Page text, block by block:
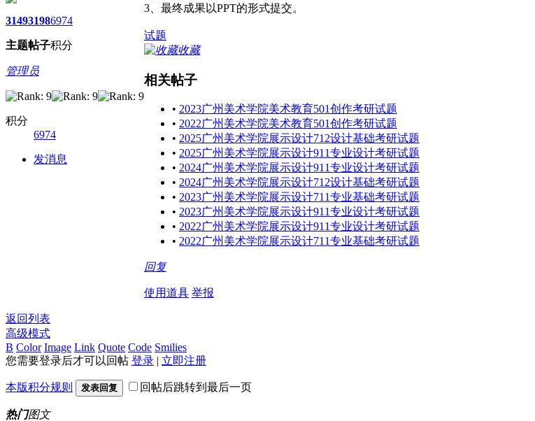
3149
主题
3198
帖子
6974
积分
管理员
积分
6974
发消息
3、最终成果以PPT的形式提交。
试题
收藏
相关帖子
• 2023广州美术学院美术教育501创作考研试题
• 2022广州美术学院美术教育501创作考研试题
• 2025广州美术学院展示设计712设计基础考研试题
• 2025广州美术学院展示设计911专业设计考研试题
• 2024广州美术学院展示设计911专业设计考研试题
• 2024广州美术学院展示设计712设计基础考研试题
• 2023广州美术学院展示设计711专业基础考研试题
• 2023广州美术学院展示设计911专业设计考研试题
• 2022广州美术学院展示设计911专业设计考研试题
• 2022广州美术学院展示设计711专业基础考研试题
回复
使用道具 举报
返回列表
高级模式
B Color Image Link Quote Code Smilies
您需要登录后才可以回帖 登录 | 立即注册
本版积分规则 发表回复 回帖后跳转到最后一页
热门图文